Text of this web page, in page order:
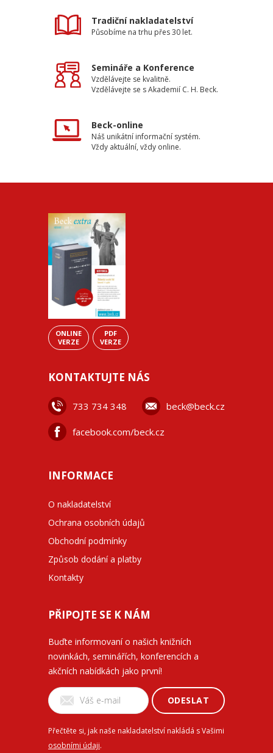
Tradiční nakladatelství
Působíme na trhu přes 30 let.
Semináře a Konference
Vzdělávejte se kvalitně.
Vzdělávejte se s Akademií C. H. Beck.
Beck-online
Náš unikátní informační systém.
Vždy aktuální, vždy online.
ONLINE
VERZE
PDF
VERZE
KONTAKTUJTE NÁS
733 734 348 beck@beck.cz
facebook.com/beck.cz
INFORMACE
O nakladatelství
Ochrana osobních údajů
Obchodní podmínky
Způsob dodání a platby
Kontakty
PŘIPOJTE SE K NÁM
Buďte informovaní o našich knižních
novinkách, seminářích, konferencích a
akčních nabídkách jako první!
ODESLAT
Přečtěte si, jak naše nakladatelství nakládá s Vašimi
osobními údaji.